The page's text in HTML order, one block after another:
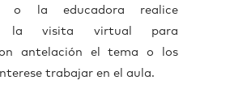
o la educadora realice
la visita virtual para
antelación el tema o los
trabajar en el aula.